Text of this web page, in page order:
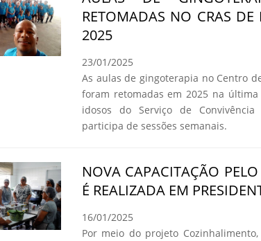
RETOMADAS NO CRAS DE
2025
23/01/2025
As aulas de gingoterapia no Centro
foram retomadas em 2025 na
idosos do Serviço de Convivência
participa de sessões semanais.
NOVA CAPACITAÇÃO
É REALIZADA EM
16/01/2025
Por meio do projeto